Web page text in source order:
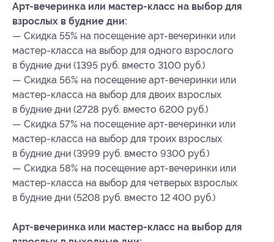
Арт-вечеринка или мастер-класс на выбор для
взрослых в будние дни:
— Скидка 55% на посещение арт-вечеринки или
мастер-класса на выбор для одного взрослого
в будние дни (1395 руб. вместо 3100 руб.)
— Скидка 56% на посещение арт-вечеринки или
мастер-класса на выбор для двоих взрослых
в будние дни (2728 руб. вместо 6200 руб.)
— Скидка 57% на посещение арт-вечеринки или
мастер-класса на выбор для троих взрослых
в будние дни (3999 руб. вместо 9300 руб.)
— Скидка 58% на посещение арт-вечеринки или
мастер-класса на выбор для четверых взрослых
в будние дни (5208 руб. вместо 12 400 руб.)
Арт-вечеринка или мастер-класс на выбор для